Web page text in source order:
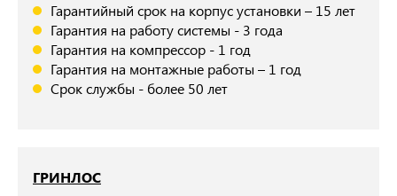
Гарантийный срок на корпус установки – 15 лет
Гарантия на работу системы - 3 года
Гарантия на компрессор - 1 год
Гарантия на монтажные работы – 1 год
Срок службы - более 50 лет
ГРИНЛОС